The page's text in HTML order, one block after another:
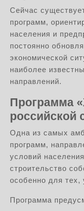
Сейчас
программ,
населения и
постоянно
экономической
наиболее
направлений.
Программа
российской
Одна из самых
программ,
условий
строительство
особенно для тех,
Программа